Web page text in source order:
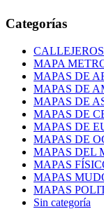
Categorías
CALLEJEROS
MAPA
MAPAS DE
MAPAS DE
MAPAS DE
MAPAS DE
MAPAS DE
MAPAS DE
MAPAS DEL
MAPAS
MAPAS
MAPAS
Sin categoría